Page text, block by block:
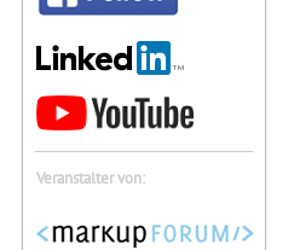
Veranstalter von: